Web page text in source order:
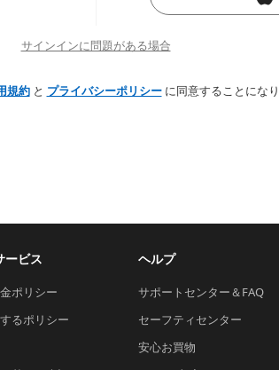
サインインに問題がある場合
規約と プライバシーポリシーに同意することになり
ービス
ポリシー
るポリシー
ヘルプ
サポートセンター＆FAQ
セーフティセンター
安心お買物